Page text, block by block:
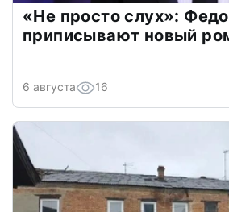
«Не просто слух»:
приписывают новый
6 августа 16